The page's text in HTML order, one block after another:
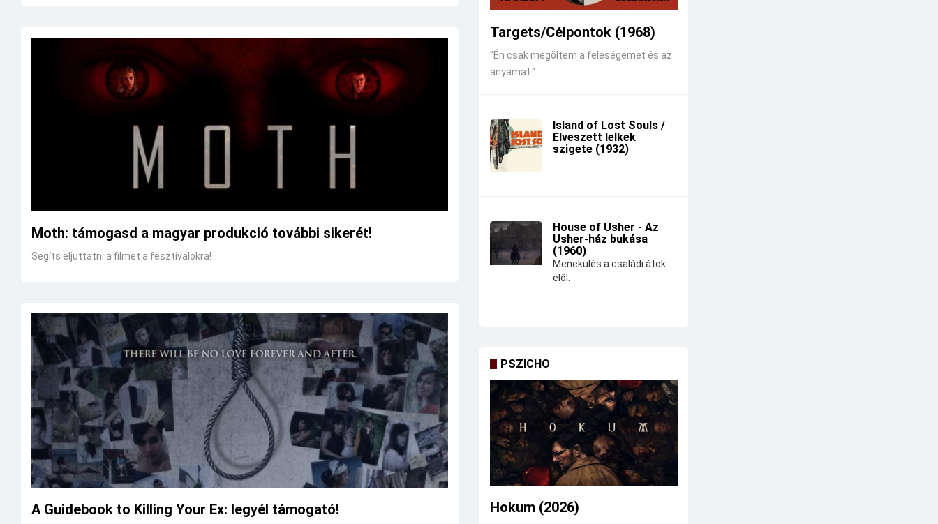
Moth: támogasd a magyar produkció további sikerét!
Segíts eljuttatni a filmet a fesztiválokra!
A Guidebook to Killing Your Ex: legyél támogató!
Targets/Célpontok (1968)
"Én csak megöltem a feleségemet és az
anyámat."
Island of Lost Souls /
Elveszett lelkek
szigete (1932)
House of Usher - Az
Usher-ház bukása
(1960)
Menekülés a családi átok
elől.
PSZICHO
Hokum (2026)